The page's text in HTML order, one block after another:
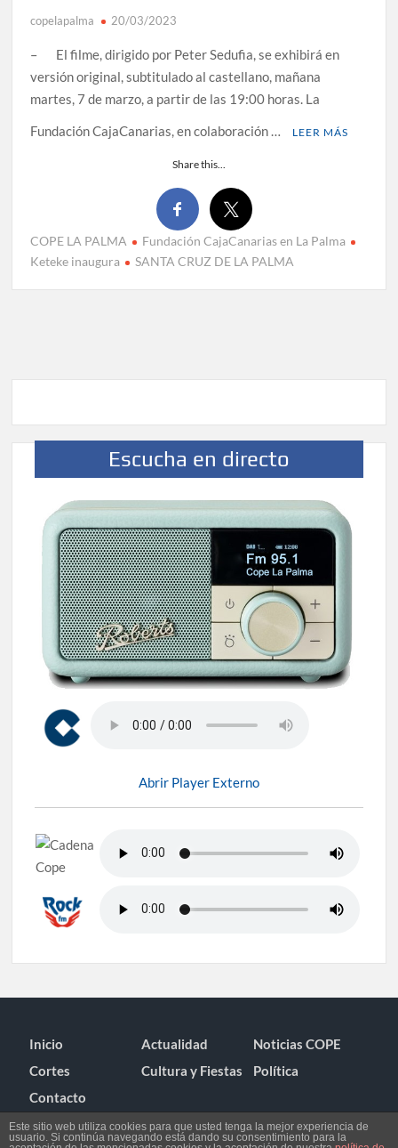
copelapalma 20/03/2023
– El filme, dirigido por Peter Sedufia, se exhibirá en
versión original, subtitulado al castellano, mañana
martes, 7 de marzo, a partir de las 19:00 horas. La
Fundación CajaCanarias, en colaboración …
LEER MÁS
Share this...
COPE LA PALMA
Fundación CajaCanarias en La Palma
Keteke inaugura
SANTA CRUZ DE LA PALMA
Escucha en directo
Abrir Player Externo
Inicio Actualidad
Noticias COPE
Cortes
Cultura y Fiestas
Política
Contacto
Este sitio web utiliza cookies para que usted tenga la mejor experiencia de
usuario. Si continúa navegando está dando su consentimiento para la